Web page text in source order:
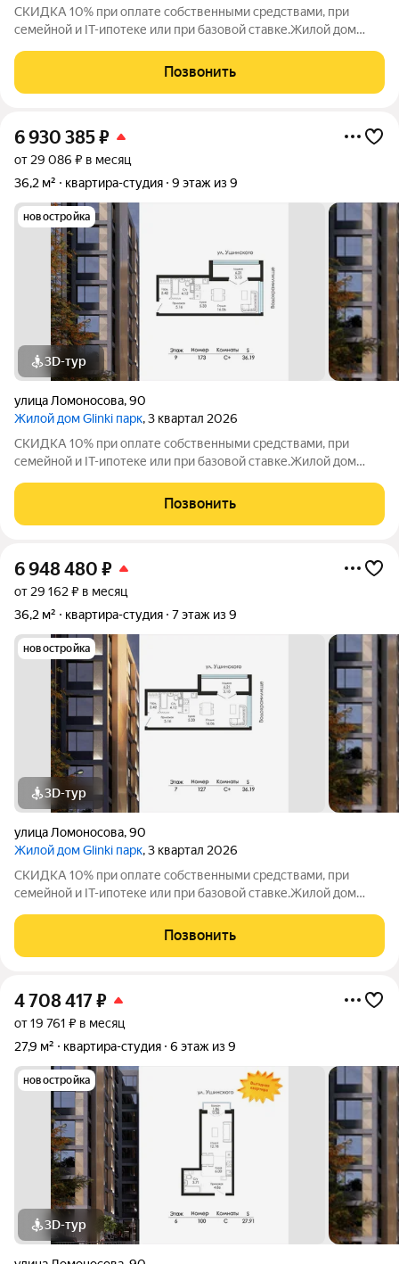
СКИДКА 10% при оплате собственными средствами, при
семейной и IT-ипотеке или при базовой ставке.Жилой дом
комфортной жизни в окружении зелени вокруг несколько
крупных парков и садов. Это 9-этажный
Позвонить
6 930 385₽
от 29 086 ₽ в месяц
36,2 м²
квартира-студия 9 этаж из 9
новостройка
3D-тур
улица Ломоносова,90
Жилой дом Glinki парк, 3 квартал 2026
СКИДКА 10% при оплате собственными средствами, при
семейной и IT-ипотеке или при базовой ставке.Жилой дом
комфортной жизни в окружении зелени вокруг несколько
крупных парков и садов. Это 9-этажный
Позвонить
6 948 480 ₽
от 29 162 ₽ в месяц
36,2 м²
квартира-студия 7 этаж из 9
новостройка
3D-тур
улица Ломоносова,90
Жилой дом Glinki парк, 3 квартал 2026
СКИДКА 10% при оплате собственными средствами, при
семейной и IT-ипотеке или при базовой ставке.Жилой дом
комфортной жизни в окружении зелени вокруг несколько
крупных парков и садов. Это 9-этажный
Позвонить
4 708 417₽
от 19 761 ₽ в месяц
27,9 м²
квартира-студия 6 этаж из 9
новостройка
3D-тур